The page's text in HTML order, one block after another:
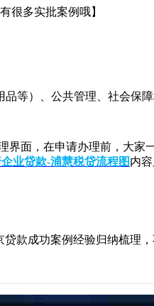
很多实批案例哦】
等）、公共管理、社会保
界面，在申请办理前，大家
业贷款-浦慧税贷流程图内
款成功案例经验归纳梳理